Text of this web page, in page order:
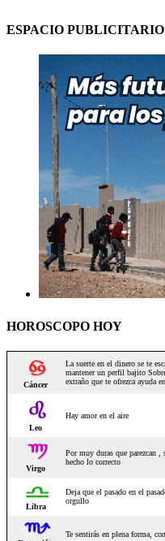
ESPACIO PUBLICITARIO
HOROSCOPO HOY